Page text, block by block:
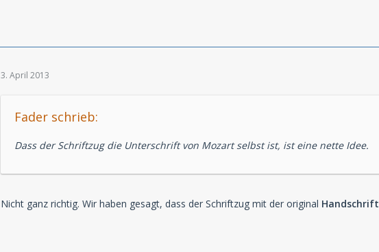
3. April 2013
Fader schrieb:
Dass der Schriftzug die Unterschrift von Mozart selbst ist, ist eine nette Idee.
Nicht ganz richtig. Wir haben gesagt, dass der Schriftzug mit der original Handschrift